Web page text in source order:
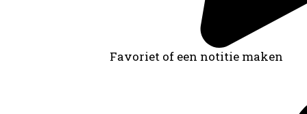
Favoriet of een notitie maken